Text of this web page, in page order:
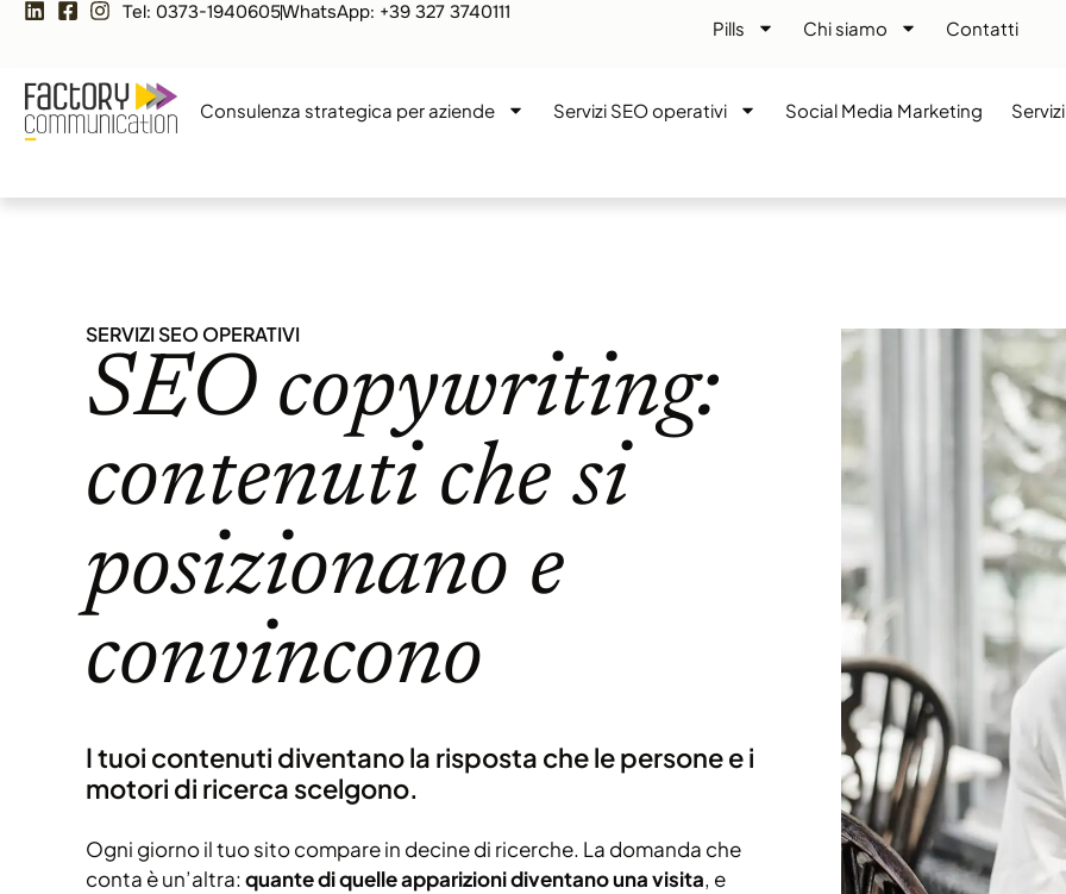
Tel: 0373-1940605WhatsApp: +39 327 3740111
Pills Chi siamo Contatti
Consulenza strategica per aziende Servizi SEO operativi Social Media Marketing
SERVIZI SEO OPERATIVI
SEO copywriting:
contenuti che si
posizionano e
convincono
I tuoi contenuti diventano la risposta che le persone e i
motori di ricerca scelgono.
Ogni giorno il tuo sito compare in decine di ricerche. La domanda che
conta è un’altra:quante di quelle apparizioni diventano una visita, e